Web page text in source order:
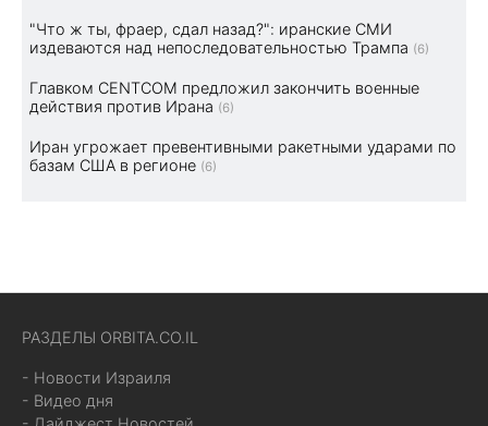
"Что ж ты, фраер, сдал назад?": иранские СМИ
издеваются над непоследовательностью Трампа (6)
Главком CENTCOM предложил закончить военные
действия против Ирана (6)
Иран угрожает превентивными ракетными ударами по
базам США в регионе (6)
РАЗДЕЛЫ ORBITA.CO.IL
- Новости Израиля
- Видео дня